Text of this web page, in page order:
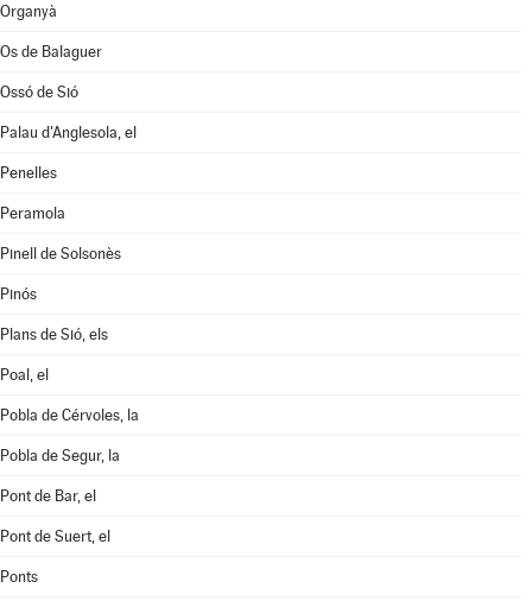
Organyà
Os de Balaguer
Ossó de Sió
Palau d'Anglesola, el
Penelles
Peramola
Pinell de Solsonès
Pinós
Plans de Sió, els
Poal, el
Pobla de Cérvoles, la
Pobla de Segur, la
Pont de Bar, el
Pont de Suert, el
Ponts